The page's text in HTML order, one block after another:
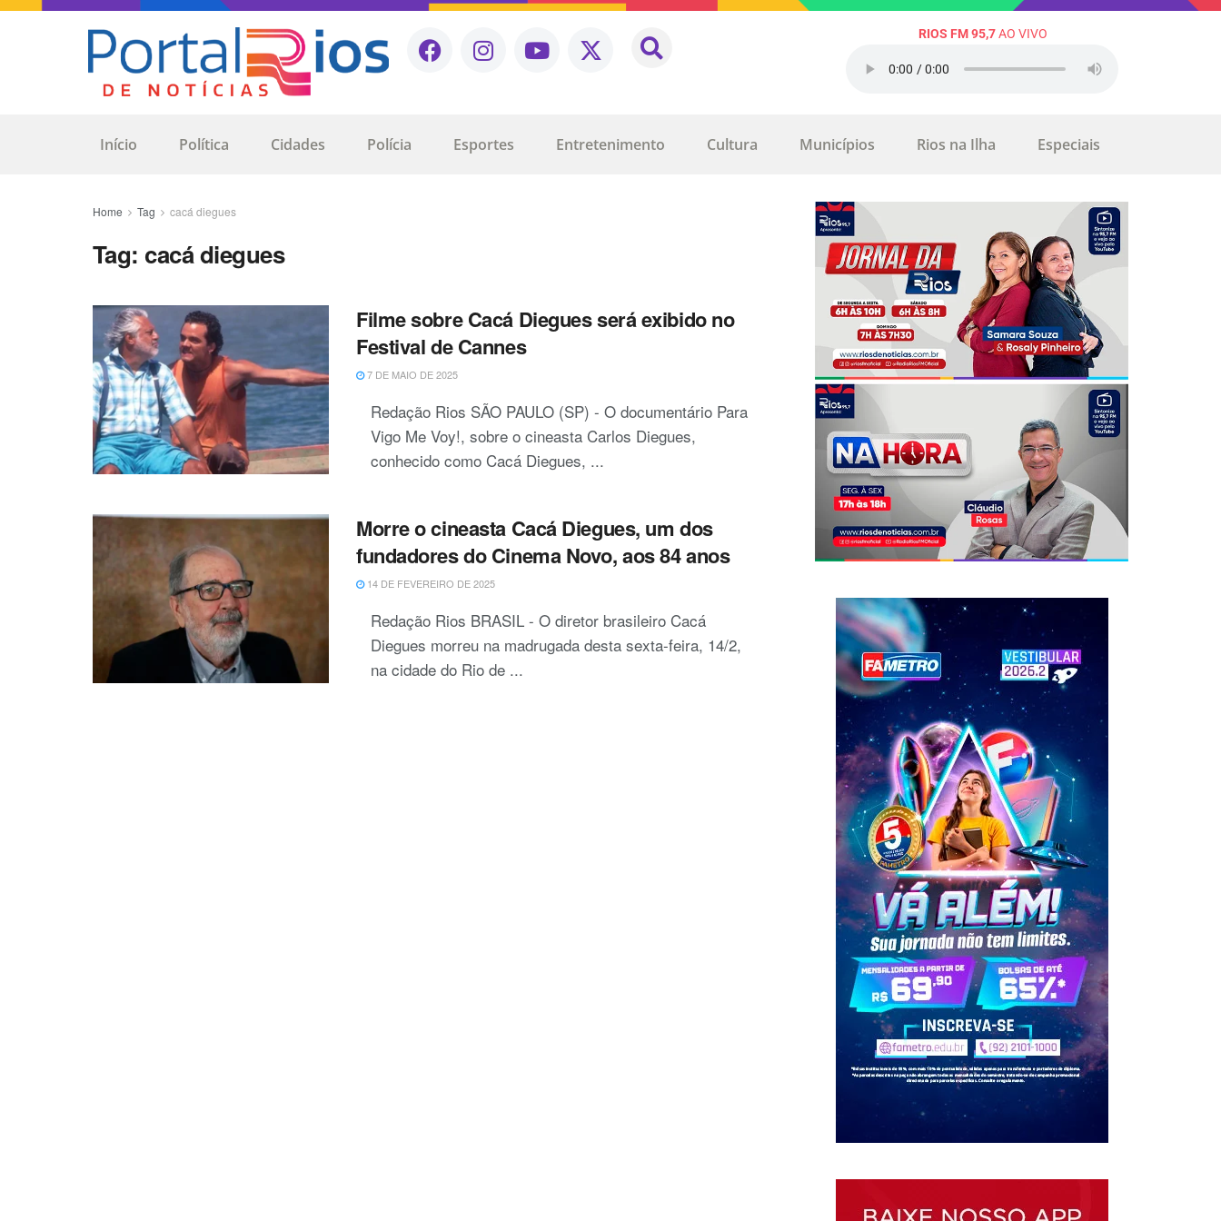
RIOS FM 95,7AO VIVO
Início Política Cidades Polícia Esportes Entretenimento Cultura Municípios Rios na Ilha Especiais
Home Tag cacá diegues
Tag: cacá diegues
Filme sobre Cacá Diegues será exibido no
Festival de Cannes
7 DE MAIO DE 2025
Redação Rios SÃO PAULO (SP) - O documentário Para
Vigo Me Voy!, sobre o cineasta Carlos Diegues,
conhecido como Cacá Diegues, ...
Morre o cineasta Cacá Diegues, um dos
fundadores do Cinema Novo, aos 84 anos
14 DE FEVEREIRO DE 2025
Redação Rios BRASIL - O diretor brasileiro Cacá
Diegues morreu na madrugada desta sexta-feira, 14/2,
na cidade do Rio de ...